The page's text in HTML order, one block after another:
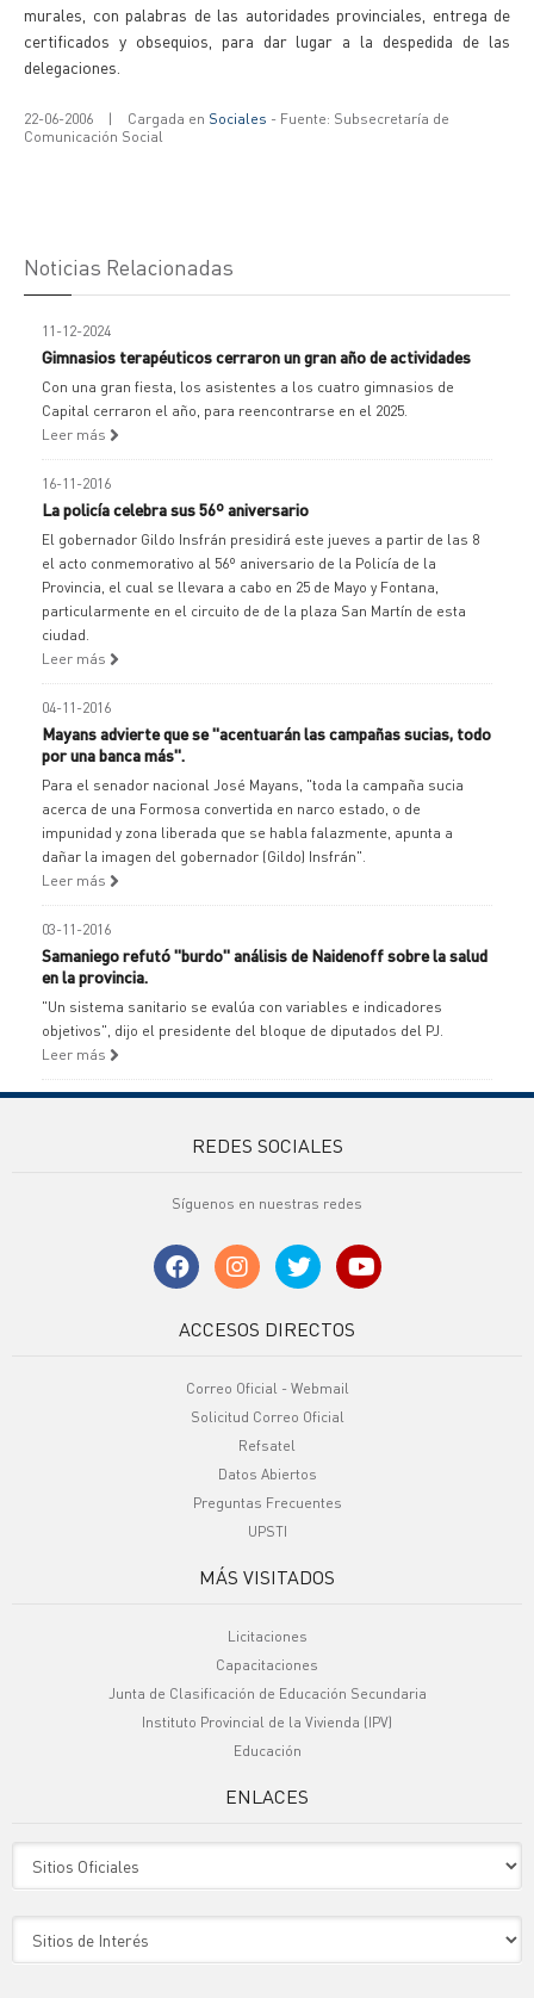
murales, con palabras de las autoridades provinciales, entrega de
certificados y obsequios, para dar lugar a la despedida de las
delegaciones.
22-06-2006 | Cargada en Sociales - Fuente: Subsecretaría de
Comunicación Social
Noticias Relacionadas
11-12-2024
Gimnasios terapéuticos cerraron un gran año de actividades
Con una gran fiesta, los asistentes a los cuatro gimnasios de
Capital cerraron el año, para reencontrarse en el 2025.
Leer más
16-11-2016
La policía celebra sus 56º aniversario
El gobernador Gildo Insfrán presidirá este jueves a partir de las 8
el acto conmemorativo al 56º aniversario de la Policía de la
Provincia, el cual se llevara a cabo en 25 de Mayo y Fontana,
particularmente en el circuito de de la plaza San Martín de esta
ciudad.
Leer más
04-11-2016
Mayans advierte que se "acentuarán las campañas sucias, todo
por una banca más".
Para el senador nacional José Mayans, "toda la campaña sucia
acerca de una Formosa convertida en narco estado, o de
impunidad y zona liberada que se habla falazmente, apunta a
dañar la imagen del gobernador (Gildo) Insfrán".
Leer más
03-11-2016
Samaniego refutó "burdo" análisis de Naidenoff sobre la salud
en la provincia.
"Un sistema sanitario se evalúa con variables e indicadores
objetivos", dijo el presidente del bloque de diputados del PJ.
Leer más
REDES SOCIALES
Síguenos en nuestras redes
ACCESOS DIRECTOS
Correo Oficial - Webmail
Solicitud Correo Oficial
Refsatel
Datos Abiertos
Preguntas Frecuentes
UPSTI
MÁS VISITADOS
Licitaciones
Capacitaciones
Junta de Clasificación de Educación Secundaria
Instituto Provincial de la Vivienda (IPV)
Educación
ENLACES